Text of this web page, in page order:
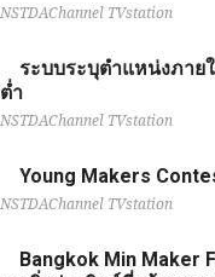
NSTDAChannel TVstation
ระบบระบุตำแหน่งภาย
ต่ำ
NSTDAChannel TVstation
Young Makers
NSTDAChannel TVstation
Bangkok Min Maker